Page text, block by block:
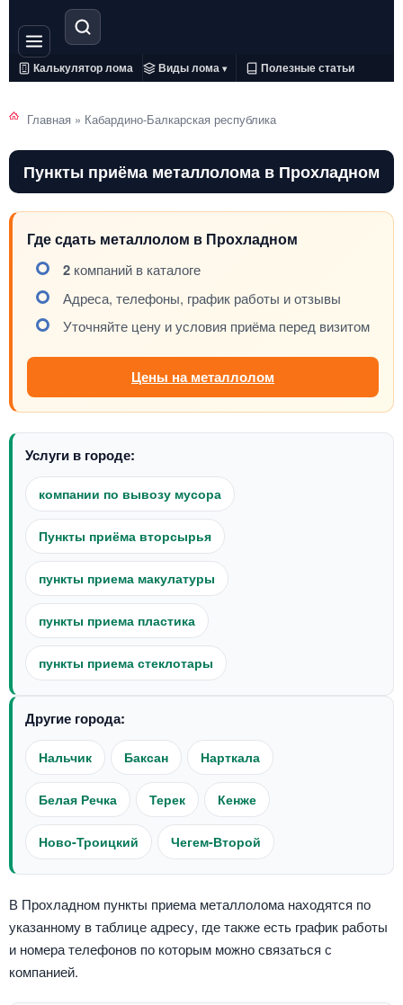
Калькулятор лома Виды лома ▾ Полезные статьи
Главная » Кабардино-Балкарская республика
Пункты приёма металлолома в Прохладном
Где сдать металлолом в Прохладном
2 компаний в каталоге
Адреса, телефоны, график работы и отзывы
Уточняйте цену и условия приёма перед визитом
Цены на металлолом
Услуги в городе:
компании по вывозу мусора
Пункты приёма вторсырья
пункты приема макулатуры
пункты приема пластика
пункты приема стеклотары
Другие города:
Нальчик Баксан Нарткала
Белая Речка Терек Кенже
Ново-Троицкий Чегем-Второй
В Прохладном пункты приема металлолома находятся по
указанному в таблице адресу, где также есть график работы
и номера телефонов по которым можно связаться с
компанией.